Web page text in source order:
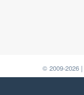
© 2009-2026 |